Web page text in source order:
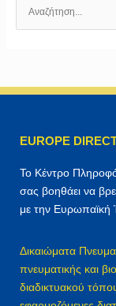
η
EUROPE
Το Κέντρο
σας βοηθάει να
με την
Δικαιώματα
πνευματικής και
διαδικτυακού